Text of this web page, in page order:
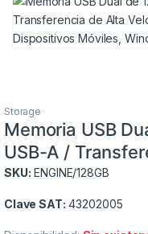
Storage
Memoria USB
USB-A /
SKU: ENGINE/128GB
Clave SAT: 43202005